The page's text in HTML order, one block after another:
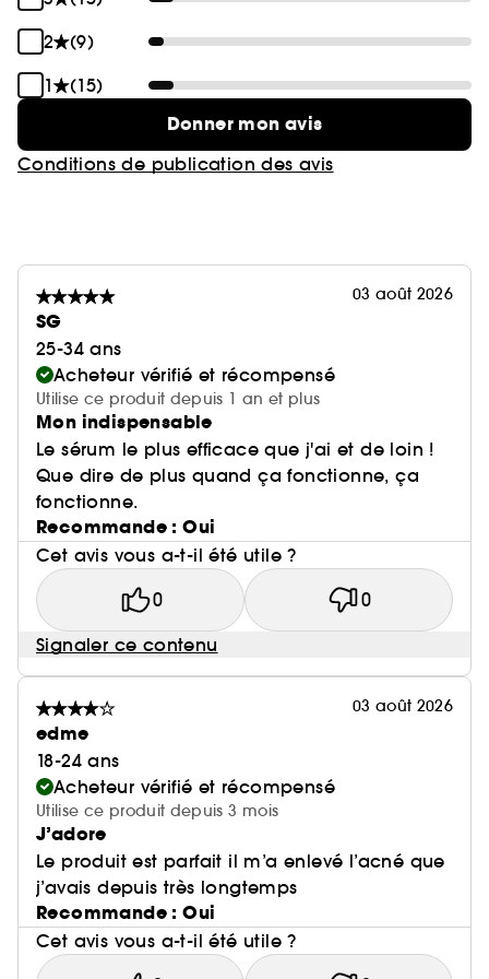
2
(9)
1
(15)
Donner mon avis
Conditions de publication des avis
03 août 2026
SG
25-34 ans
Acheteur vérifié et récompensé
Utilise ce produit depuis 1 an et plus
Mon indispensable
Le sérum le plus efficace que j'ai et de loin !
Que dire de plus quand ça fonctionne, ça
fonctionne.
Recommande : Oui
Cet avis vous a-t-il été utile ?
0 0
Signaler ce contenu
03 août 2026
edme
18-24 ans
Acheteur vérifié et récompensé
Utilise ce produit depuis 3 mois
J’adore
Le produit est parfait il m’a enlevé l’acné que
j’avais depuis très longtemps
Recommande : Oui
Cet avis vous a-t-il été utile ?